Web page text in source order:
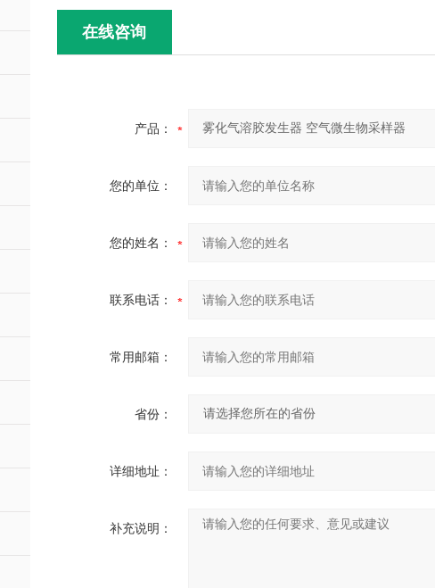
在线咨询
产品：
您的单位：
您的姓名：
联系电话：
常用邮箱：
省份：
详细地址：
补充说明：